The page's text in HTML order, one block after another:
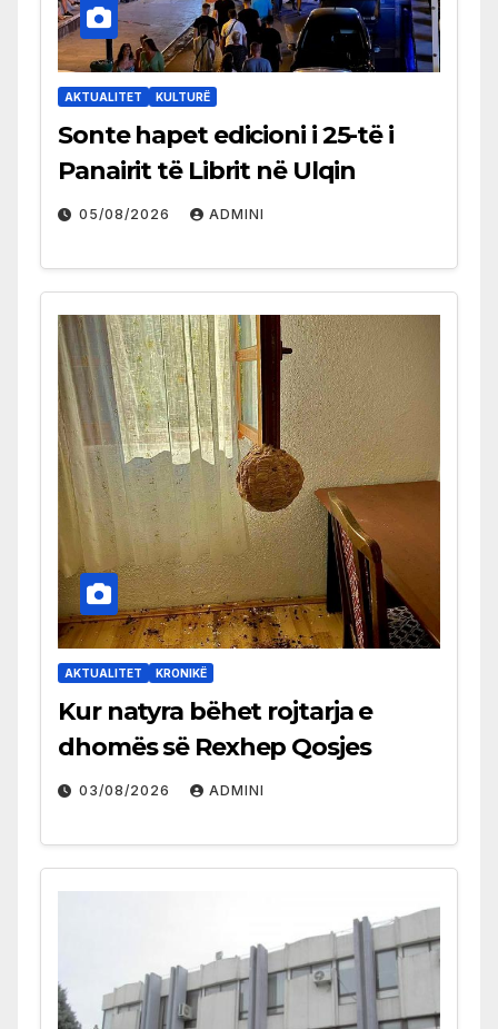
AKTUALITET KULTURË
Sonte hapet edicioni i 25-të i
Panairit të Librit në Ulqin
05/08/2026 ADMINI
AKTUALITET KRONIKË
Kur natyra bëhet rojtarja e
dhomës së Rexhep Qosjes
03/08/2026 ADMINI